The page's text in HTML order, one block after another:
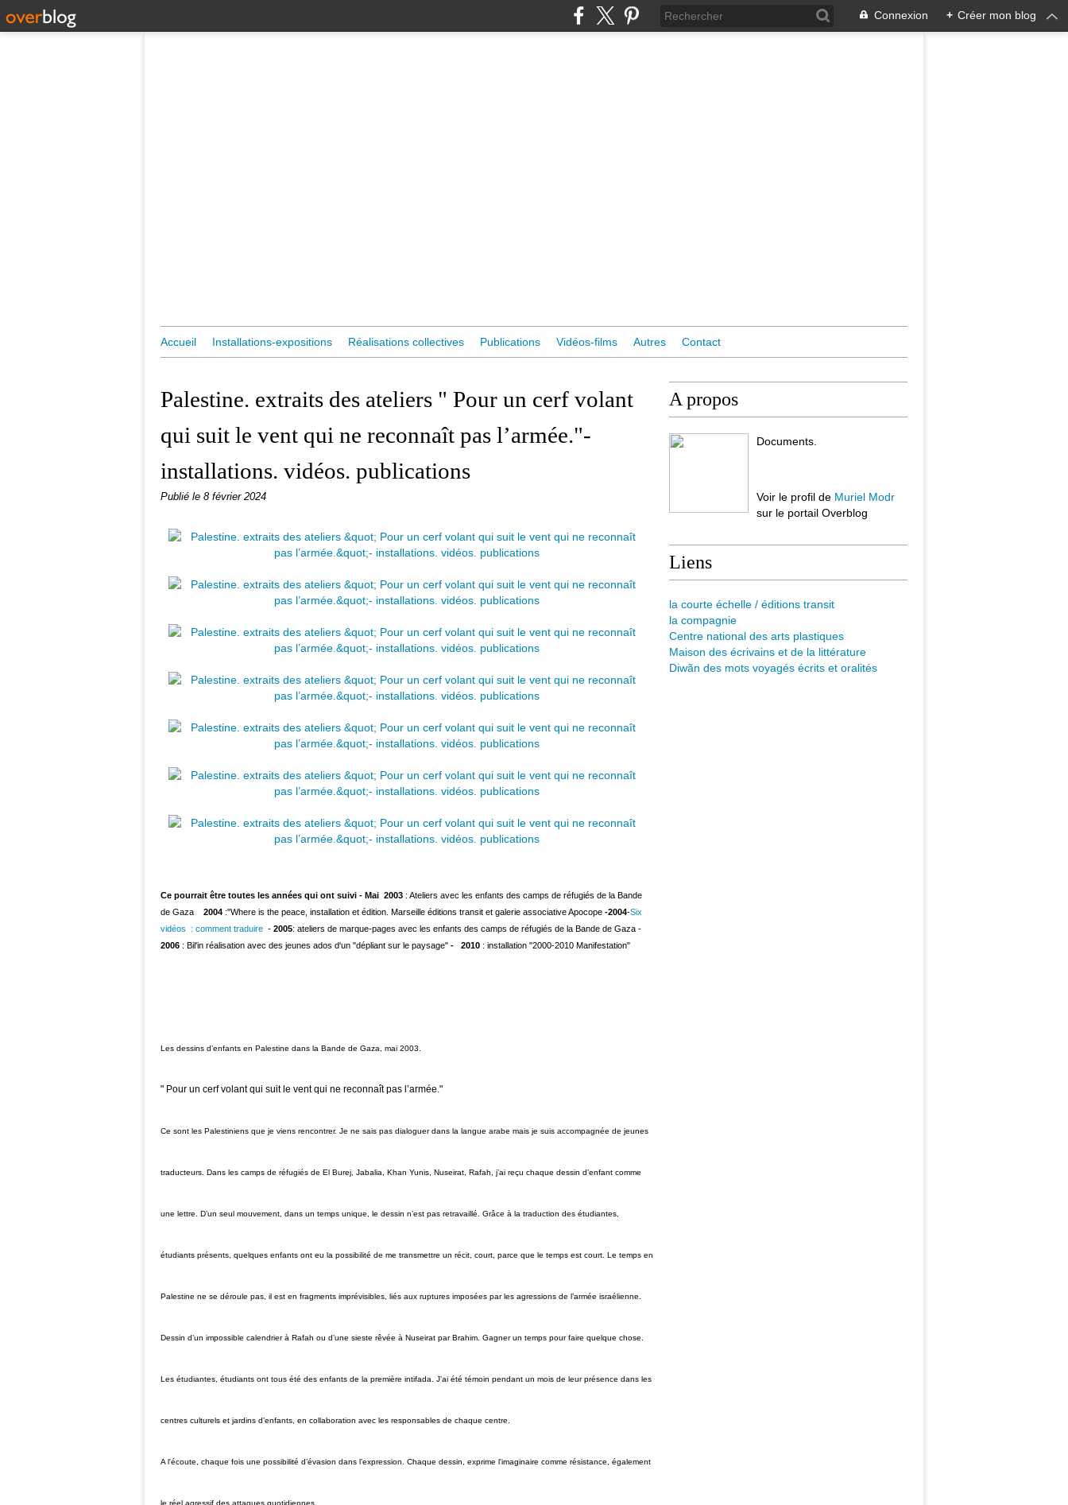
Connexion + Créer mon blog
Accueil Installations-expositions Réalisations collectives Publications Vidéos-films Autres Contact
Palestine. extraits des ateliers " Pour un cerf volant
qui suit le vent qui ne reconnaît pas l’armée."-
installations. vidéos. publications
Publié le 8 février 2024
Ce pourrait être toutes les années qui ont suivi - Mai 2003 : Ateliers avec les enfants des camps de réfugiés de la Bande
de Gaza 2004 :"Where is the peace, installation et édition. Marseille éditions transit et galerie associative Apocope -2004-Six
vidéos : comment traduire - 2005: ateliers de marque-pages avec les enfants des camps de réfugiés de la Bande de Gaza -
2006 : Bil'in réalisation avec des jeunes ados d'un "dépliant sur le paysage" - 2010 : installation "2000-2010 Manifestation"
Les dessins d’enfants en Palestine dans la Bande de Gaza, mai 2003.
" Pour un cerf volant qui suit le vent qui ne reconnaît pas l’armée."
Ce sont les Palestiniens que je viens rencontrer. Je ne sais pas dialoguer dans la langue arabe mais je suis accompagnée de jeunes
traducteurs. Dans les camps de réfugiés de El Burej, Jabalia, Khan Yunis, Nuseirat, Rafah, j’ai reçu chaque dessin d’enfant comme
une lettre. D’un seul mouvement, dans un temps unique, le dessin n’est pas retravaillé. Grâce à la traduction des étudiantes,
étudiants présents, quelques enfants ont eu la possibilité de me transmettre un récit, court, parce que le temps est court. Le temps en
Palestine ne se déroule pas, il est en fragments imprévisibles, liés aux ruptures imposées par les agressions de l’armée israélienne.
Dessin d’un impossible calendrier à Rafah ou d’une sieste rêvée à Nuseirat par Brahim. Gagner un temps pour faire quelque chose.
Les étudiantes, étudiants ont tous été des enfants de la première intifada. J’ai été témoin pendant un mois de leur présence dans les
centres culturels et jardins d’enfants, en collaboration avec les responsables de chaque centre.
A l'écoute, chaque fois une possibilité d’évasion dans l’expression. Chaque dessin, exprime l'imaginaire comme résistance, également
le réel agressif des attaques quotidiennes.
A propos
Documents.
Voir le profil de Muriel Modr
sur le portail Overblog
Liens
la courte échelle / éditions transit
la compagnie
Centre national des arts plastiques
Maison des écrivains et de la littérature
Diwãn des mots voyagés écrits et oralités